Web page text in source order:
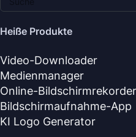
Heiße Produkte
Video-Downloader
Medienmanager
Online-Bildschirmrekorder
Bildschirmaufnahme-App
KI Logo Generator